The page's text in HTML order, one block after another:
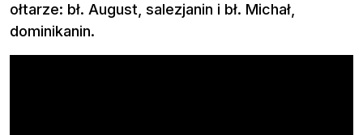
ołtarze: bł. August, salezjanin i bł. Michał,
dominikanin.